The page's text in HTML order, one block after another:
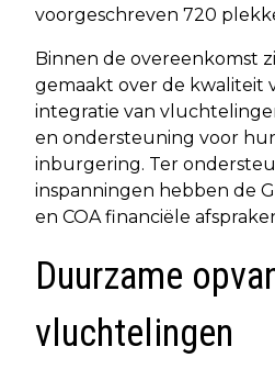
voorgeschreven 720
Binnen de overeenkomst
gemaakt over de kwaliteit
integratie van
en ondersteuning voor
inburgering. Ter
inspanningen hebben de
en COA financiële
Duurzame
vluchtelingen